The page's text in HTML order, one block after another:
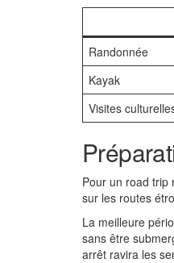
Randonnée
Kayak
Visites
Pour un road trip
sur les routes
La meilleure
sans être
arrêt ravira les